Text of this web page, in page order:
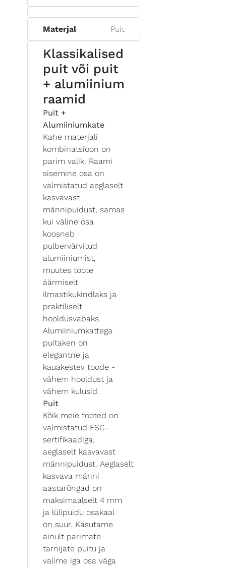
Materjal Puit
Klassikalised
puit või puit
+ alumiinium
raamid
Puit +
Alumiiniumkate
Kahe materjali
kombinatsioon on
parim valik. Raami
sisemine osa on
valmistatud aeglaselt
kasvavast
männipuidust, samas
kui väline osa
koosneb
pulbervärvitud
alumiiniumist,
muutes toote
äärmiselt
ilmastikukindlaks ja
praktiliselt
hooldusvabaks.
Alumiiniumkattega
puitaken on
elegantne ja
kauakestev toode -
vähem hooldust ja
vähem kulusid.
Puit
Kõik meie tooted on
valmistatud FSC-
sertifikaadiga,
aeglaselt kasvavast
männipuidust. Aeglaselt
kasvava männi
aastarõngad on
maksimaalselt 4 mm
ja lülipuidu osakaal
on suur. Kasutame
ainult parimate
tarnijate puitu ja
valime iga osa väga